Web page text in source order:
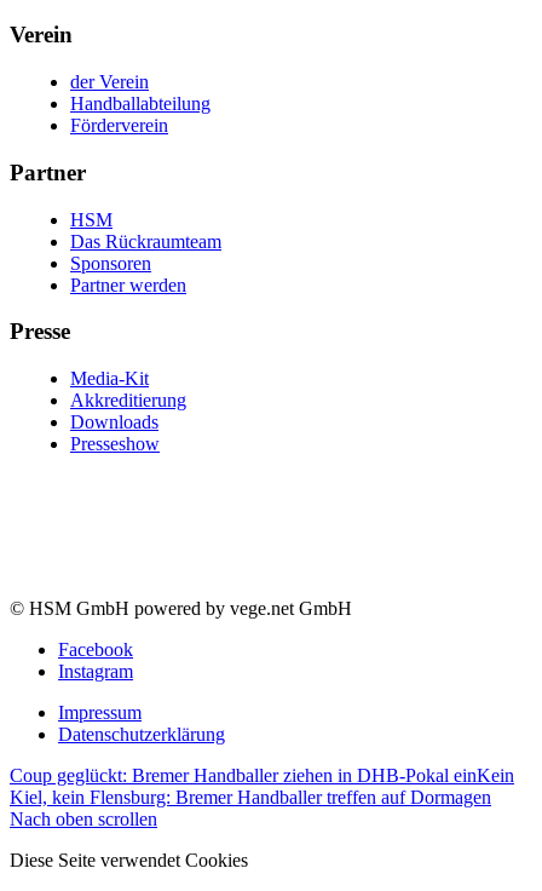
Verein
der Verein
Handballabteilung
Förderverein
Partner
HSM
Das Rückraumteam
Sponsoren
Partner werden
Presse
Media-Kit
Akkreditierung
Downloads
Presseshow
© HSM GmbH powered by vege.net GmbH
Facebook
Instagram
Impressum
Datenschutzerklärung
Coup geglückt: Bremer Handballer ziehen in DHB-Pokal einKein
Kiel, kein Flensburg: Bremer Handballer treffen auf Dormagen
Nach oben scrollen
Diese Seite verwendet Cookies